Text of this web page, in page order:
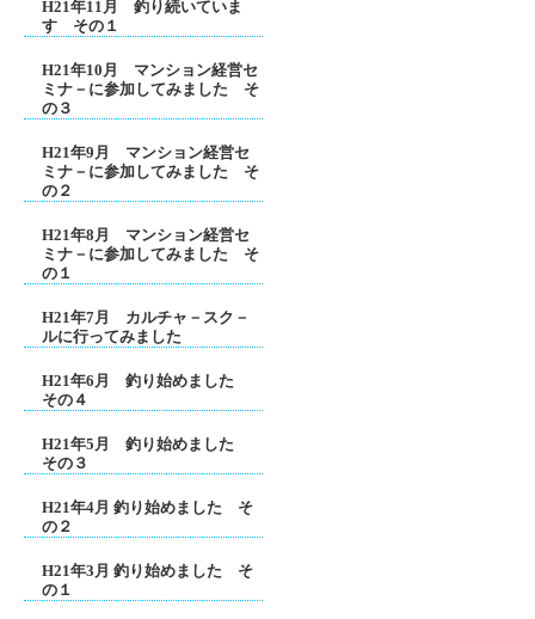
H21年11月 釣り続いていま
す その１
H21年10月 マンション経営セ
ミナ－に参加してみました そ
の３
H21年9月 マンション経営セ
ミナ－に参加してみました そ
の２
H21年8月 マンション経営セ
ミナ－に参加してみました そ
の１
H21年7月 カルチャ－スク－
ルに行ってみました
H21年6月 釣り始めました
その４
H21年5月 釣り始めました
その３
H21年4月 釣り始めました そ
の２
H21年3月 釣り始めました そ
の１